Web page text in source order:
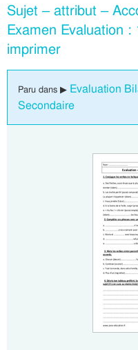
Sujet – attribut –
Examen Evaluation
imprimer
Paru dans ▶ Evaluation
Secondaire